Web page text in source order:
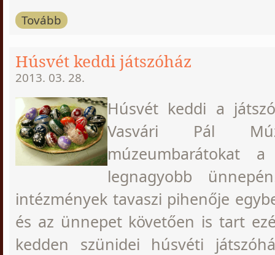
Tovább
Húsvét keddi játszóház
2013. 03. 28.
Húsvét keddi a
Vasvári Pál
múzeumbarátokat
legnagyobb
intézmények tavaszi pihenője
és az ünnepet követően is tart
kedden szünidei húsvéti